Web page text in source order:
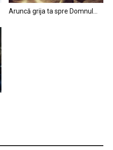
Aruncă grija ta spre Domnul…